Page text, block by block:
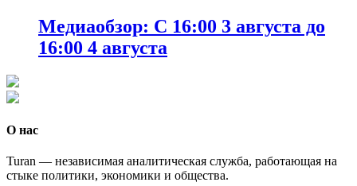
Медиаобзор: С 16:00 3 августа до
16:00 4 августа
О нас
Turan — независимая аналитическая служба, работающая на
стыке политики, экономики и общества.